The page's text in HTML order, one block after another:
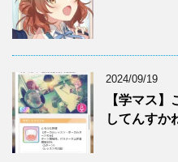
2024/09/19
【学マス
してんすか